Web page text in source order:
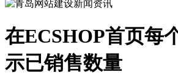
在ECSHOP首页每
示已销售数量